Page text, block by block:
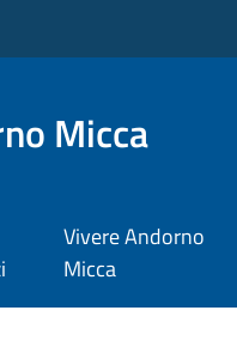
Micca
Vivere Andorno
Micca